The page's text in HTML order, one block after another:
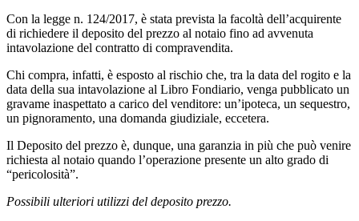
Con la legge n. 124/2017, è stata prevista la facoltà dell’acquirente
di richiedere il deposito del prezzo al notaio fino ad avvenuta
intavolazione del contratto di compravendita.
Chi compra, infatti, è esposto al rischio che, tra la data del rogito e la
data della sua intavolazione al Libro Fondiario, venga pubblicato un
gravame inaspettato a carico del venditore: un’ipoteca, un sequestro,
un pignoramento, una domanda giudiziale, eccetera.
Il Deposito del prezzo è, dunque, una garanzia in più che può venire
richiesta al notaio quando l’operazione presente un alto grado di
“pericolosità”.
Possibili ulteriori utilizzi del deposito prezzo.